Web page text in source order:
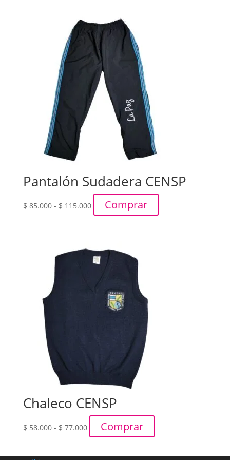
$ 41.000
hasta
$ 77.000
Pantalón Sudadera CENSP
$ 85.000 - $ 115.000 Rango
de
$ 85.000
hasta
$ 115.000
Comprar
Chaleco CENSP
$ 58.000 - $ 77.000 Rango
de
Comprar